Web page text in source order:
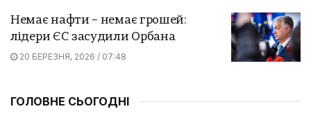
Немає нафти – немає грошей:
лідери ЄС засудили Орбана
20 БЕРЕЗНЯ, 2026 / 07:48
ГОЛОВНЕ СЬОГОДНІ